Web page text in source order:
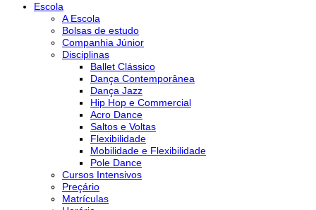
Escola
A Escola
Bolsas de estudo
Companhia Júnior
Disciplinas
Ballet Clássico
Dança Contemporânea
Dança Jazz
Hip Hop e Commercial
Acro Dance
Saltos e Voltas
Flexibilidade
Mobilidade e Flexibilidade
Pole Dance
Cursos Intensivos
Preçário
Matrículas